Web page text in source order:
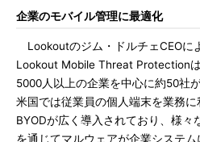
企業のモバイル管理に最適化
Lookoutのジム・ドルチェCEOに
Lookout Mobile Threat Protection
5000人以上の企業を中心に約50社が
米国では従業員の個人端末を業務に
BYODが広く導入されており、様々
を通じてマルウェアが企業システ